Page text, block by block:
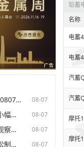
） 08-07
评】 08-07
评】 08-07
评】 08-07
铅蓄
名称
电蓄
电蓄
汽蓄
汽蓄
摩托
摩托